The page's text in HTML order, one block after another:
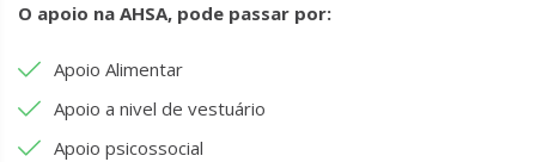
O apoio na AHSA, pode passar por:
Apoio Alimentar
Apoio a nivel de vestuário
Apoio psicossocial